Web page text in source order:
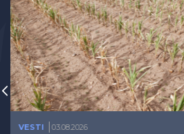
VESTI 03.08.2026